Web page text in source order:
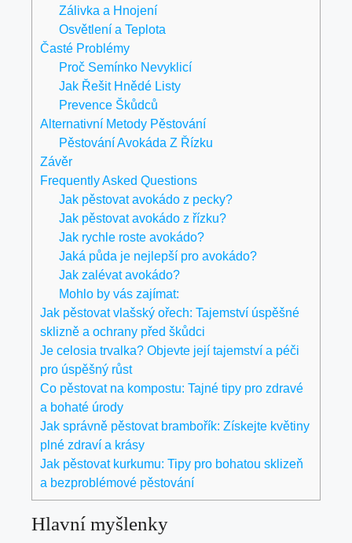
Zálivka a Hnojení
Osvětlení a Teplota
Časté Problémy
Proč Semínko Nevyklicí
Jak Řešit Hnědé Listy
Prevence Škůdců
Alternativní Metody Pěstování
Pěstování Avokáda Z Řízku
Závěr
Frequently Asked Questions
Jak pěstovat avokádo z pecky?
Jak pěstovat avokádo z řízku?
Jak rychle roste avokádo?
Jaká půda je nejlepší pro avokádo?
Jak zalévat avokádo?
Mohlo by vás zajímat:
Jak pěstovat vlašský ořech: Tajemství úspěšné
sklizně a ochrany před škůdci
Je celosia trvalka? Objevte její tajemství a péči
pro úspěšný růst
Co pěstovat na kompostu: Tajné tipy pro zdravé
a bohaté úrody
Jak správně pěstovat brambořík: Získejte květiny
plné zdraví a krásy
Jak pěstovat kurkumu: Tipy pro bohatou sklizeň
a bezproblémové pěstování
Hlavní myšlenky